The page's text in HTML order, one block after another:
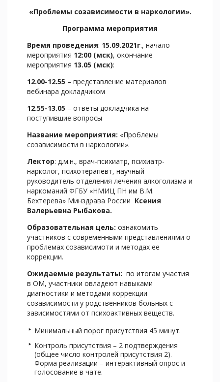
«Проблемы созависимости в наркологии».
Программа мероприятия
Время проведения: 15.09.2021г., начало
мероприятия 12:00 (мск), окончание
мероприятия 13.05 (мск):
12.00-12.55 – представление материалов
вебинара докладчиком
12.55-13.05 – ответы докладчика на
поступившие вопросы
Название мероприятия: «Проблемы
созависимости в наркологии».
Лектор: д.м.н., врач-психиатр, психиатр-
нарколог, психотерапевт, научный
руководитель отделения лечения алкоголизма и
наркоманий ФГБУ «НМИЦ ПН им В.М.
Бехтерева» Минздрава России Ксения
Валерьевна Рыбакова.
Образовательная цель: ознакомить
участников с современными представлениями о
проблемах созависимоти и методах ее
коррекции.
Ожидаемые результаты: по итогам участия
в ОМ, участники овладеют навыками
диагностики и методами коррекции
созависимости у родственников больных с
зависимостями от психоактивных веществ.
Минимальный порог присутствия 45 минут.
Контроль присутствия – 2 подтверждения
(общее число контролей присутствия 2).
Форма реализации – интерактивный опрос и
голосование в чате.